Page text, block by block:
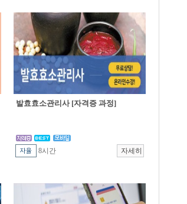
발효효소관리사 [자격증 과정]
8시간